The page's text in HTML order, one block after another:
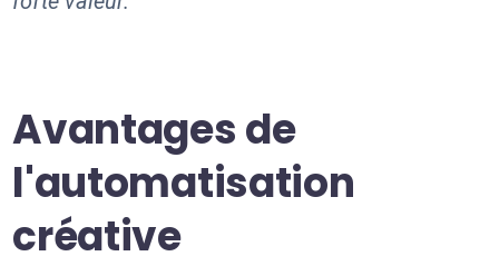
Avantages de
l'automatisation
créative